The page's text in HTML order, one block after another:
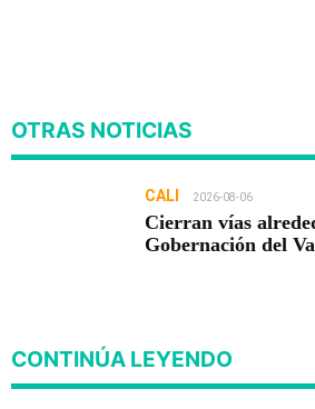
OTRAS NOTICIAS
CALI 2026-08-06
Cierran vías
Gobernación del
CONTINÚA LEYENDO